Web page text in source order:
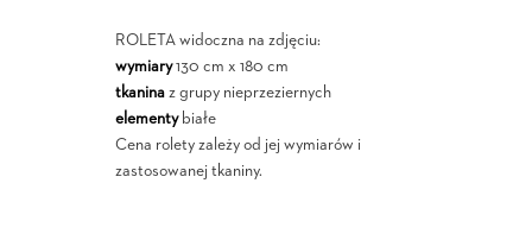
ROLETA widoczna na zdjęciu:
wymiary130 cm x 180 cm
tkaninaz grupy nieprzeziernych
elementybiałe
Cena rolety zależy od jej wymiarów i
zastosowanej tkaniny.